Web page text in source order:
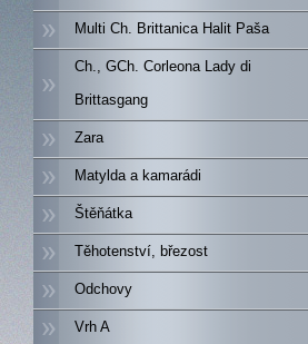
Multi Ch. Brittanica Halit Paša
Ch., GCh. Corleona Lady di
Brittasgang
Zara
Matylda a kamarádi
Štěňátka
Těhotenství, březost
Odchovy
Vrh A